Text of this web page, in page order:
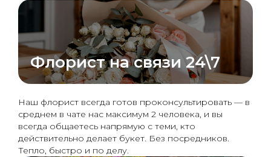
Флорист на связи 24\7
Наш флорист всегда готов проконсультировать — в
среднем в чате нас максимум 2 человека, и вы
всегда общаетесь напрямую с теми, кто
действительно делает букет. Без посредников.
Тепло, быстро и по делу.